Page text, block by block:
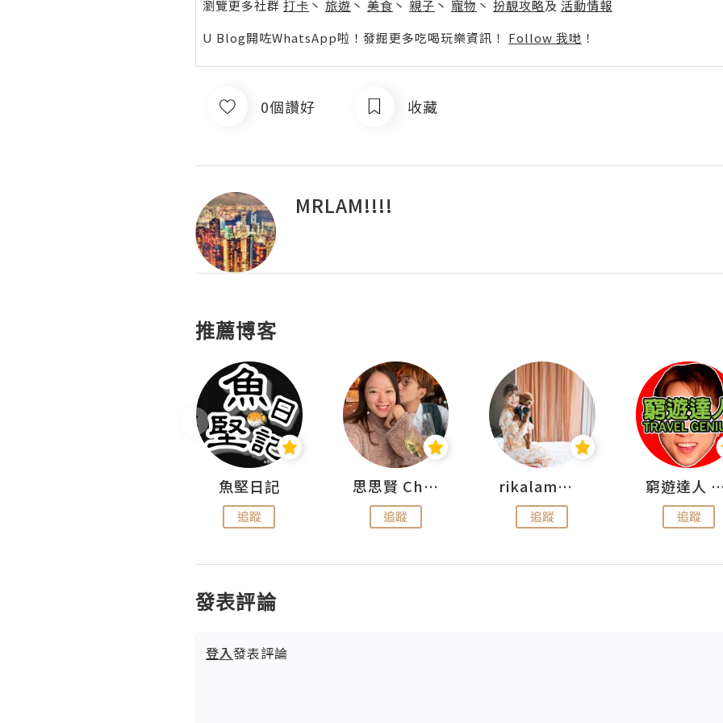
瀏覽更多社群 打卡 丶 旅遊 丶 美食 丶 親子 丶 寵物 丶 扮靚攻略及 活動情報
U Blog開咗WhatsApp啦！發掘更多吃喝玩樂資訊！ Follow 我哋 ！
0個讚好 收藏
MRLAM!!!!
推薦博客
魚堅日記
追蹤
思思賢 ChillMyBabe
追蹤
rikalammm
追蹤
窮遊達人
追蹤
發表評論
登入發表評論